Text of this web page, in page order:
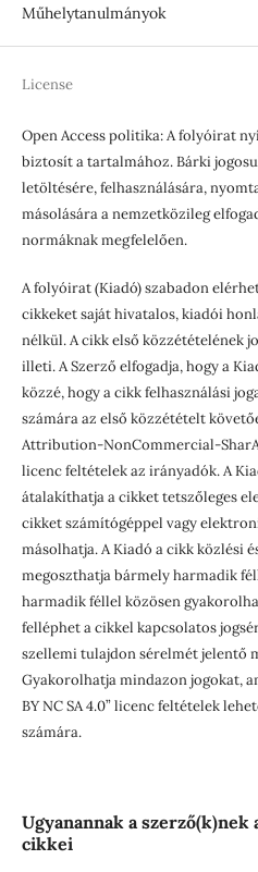
Műhelytanulmányok
License
Open Access politika: A folyóirat
biztosít a tartalmához. Bárki
letöltésére, felhasználására,
másolására a nemzetközileg
normáknak megfelelően.
A folyóirat (Kiadó) szabadon
cikkeket saját hivatalos, kiadói
nélkül. A cikk első közzétételének
illeti. A Szerző elfogadja, hogy a
közzé, hogy a cikk felhasználási
számára az első közzétételt
Attribution-NonCommercial-
licenc feltételek az irányadók. A
átalakíthatja a cikket tetszőleges
cikket számítógéppel vagy
másolhatja. A Kiadó a cikk közlési
megoszthatja bármely harmadik
harmadik féllel közösen
felléphet a cikkel kapcsolatos
szellemi tulajdon sérelmét jelentő
Gyakorolhatja mindazon jogokat,
BY NC SA 4.0” licenc feltételek
számára.
Ugyanannak a
cikkei